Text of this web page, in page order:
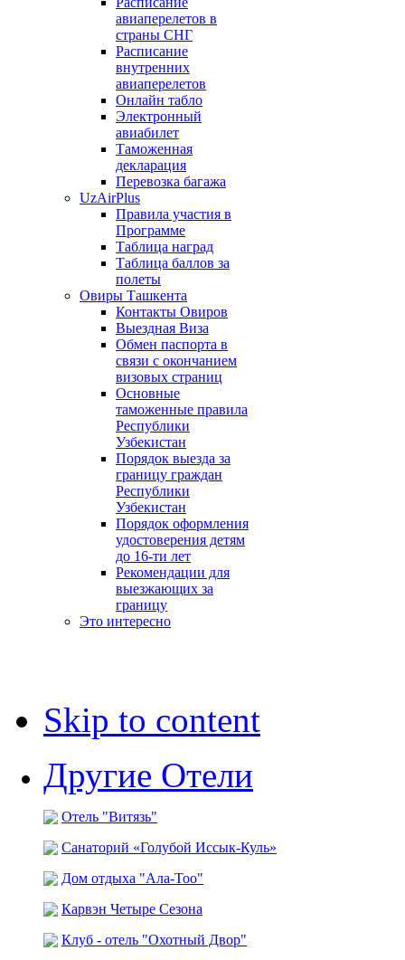
авиаперелетов в
страны СНГ
Расписание
внутренних
авиаперелетов
Онлайн табло
Электронный
авиабилет
Таможенная
декларация
Перевозка багажа
UzAirPlus
Правила участия в
Программе
Таблица наград
Таблица баллов за
полеты
Овиры Ташкента
Контакты Овиров
Выездная Виза
Обмен паспорта в
связи с окончанием
визовых страниц
Основные
таможенные правила
Республики
Узбекистан
Порядок выезда за
границу граждан
Республики
Узбекистан
Порядок оформления
удостоверения детям
до 16-ти лет
Рекомендации для
выезжающих за
границу
Это интересно
Skip to content
Другие Отели
Отель "Витязь"
Санаторий «Голубой Иссык-Куль»
Дом отдыха "Ала-Тоо"
Карвэн Четыре Сезона
Клуб - отель "Охотный Двор"